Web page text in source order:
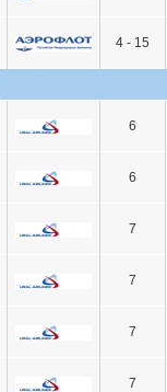
4 - 15
6
6
7
7
7
7